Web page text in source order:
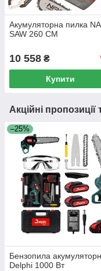
Акумуляторна пилка
SAW 260 СМ
10 558 ₴
Купити
Акційні
–25%
Бензопила
Delphi 1000 Вт